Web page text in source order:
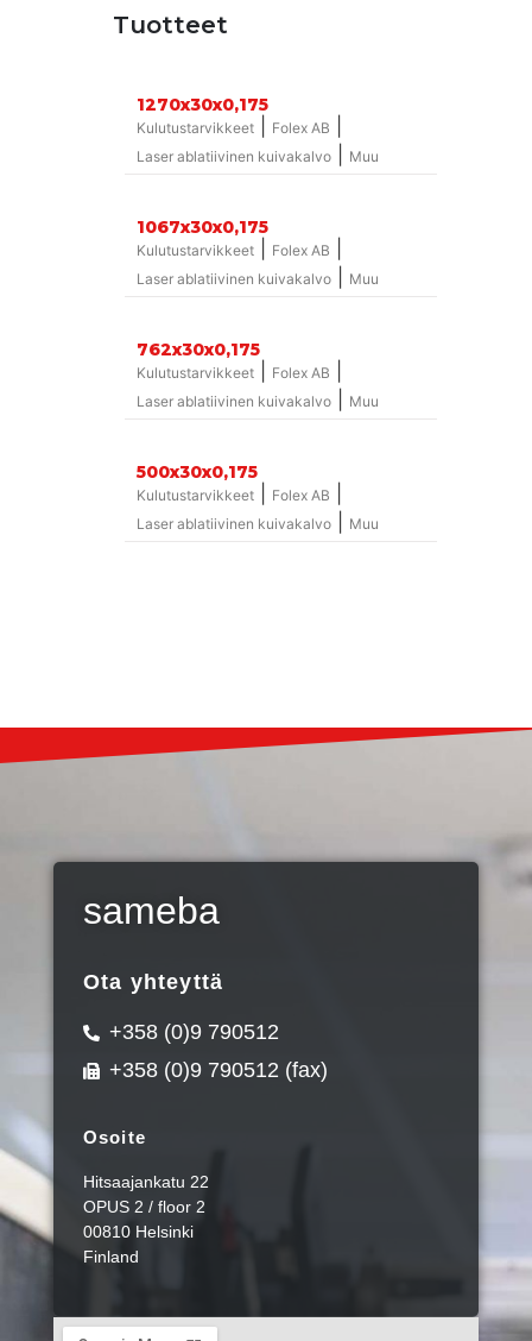
Tuotteet
1270x30x0,175
Kulutustarvikkeet Folex AB
Laser ablatiivinen kuivakalvo Muu
1067x30x0,175
Kulutustarvikkeet Folex AB
Laser ablatiivinen kuivakalvo Muu
762x30x0,175
Kulutustarvikkeet Folex AB
Laser ablatiivinen kuivakalvo Muu
500x30x0,175
Kulutustarvikkeet Folex AB
Laser ablatiivinen kuivakalvo Muu
sameba
Ota yhteyttä
+358 (0)9 790512
+358 (0)9 790512 (fax)
Osoite
Hitsaajankatu 22
OPUS 2 / floor 2
00810 Helsinki
Finland